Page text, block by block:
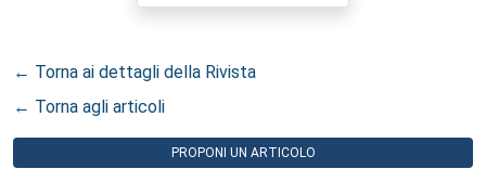
← Torna ai dettagli della Rivista
← Torna agli articoli
PROPONI UN ARTICOLO